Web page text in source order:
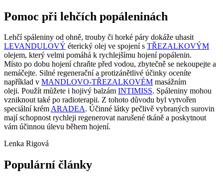
Pomoc při lehčích popáleninách
Lehčí spáleniny od ohně, trouby či horké páry dokáže uhasit
LEVANDULOVÝ éterický olej ve spojení s TŘEZALKOVÝM
olejem, který velmi pomáhá k rychlejšímu hojení popálenin.
Místo po dobu hojení chraňte před vodou, zbytečně se nekoupejte a
nemáčejte. Silné regeneračnía protizánětlivé účinky oceníte
například v MANDLOVO-TŘEZALKOVÉM masážním
oleji. Použít můžete i hojivý balzám INTIMISS. Spáleniny mohou
vzniknout také po radioterapii. Z tohoto důvodu byl vytvořen
speciální krémARADEA. Účinné látky pečlivě vybraných surovin
mají schopnost rychleji regenerovat narušené tkáně a poskytnout
vám účinnou úlevu během hojení.
Lenka Rigová
Populární články